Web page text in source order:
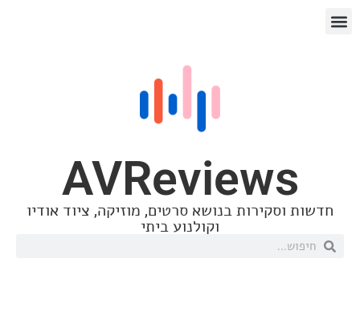
בנושא סרטים, מוזיקה, ציוד אודיו
וקולנוע ביתי